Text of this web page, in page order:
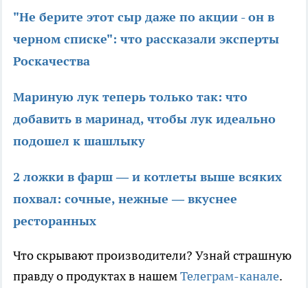
"Не берите этот сыр даже по акции - он в
черном списке": что рассказали эксперты
Роскачества
Мариную лук теперь только так: что
добавить в маринад, чтобы лук идеально
подошел к шашлыку
2 ложки в фарш — и котлеты выше всяких
похвал: сочные, нежные — вкуснее
ресторанных
Что скрывают производители? Узнай страшную
правду о продуктах в нашемТелеграм-канале.